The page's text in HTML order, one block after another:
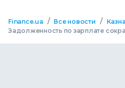
Finance.ua / Все новости /
Задолженность по зарплате